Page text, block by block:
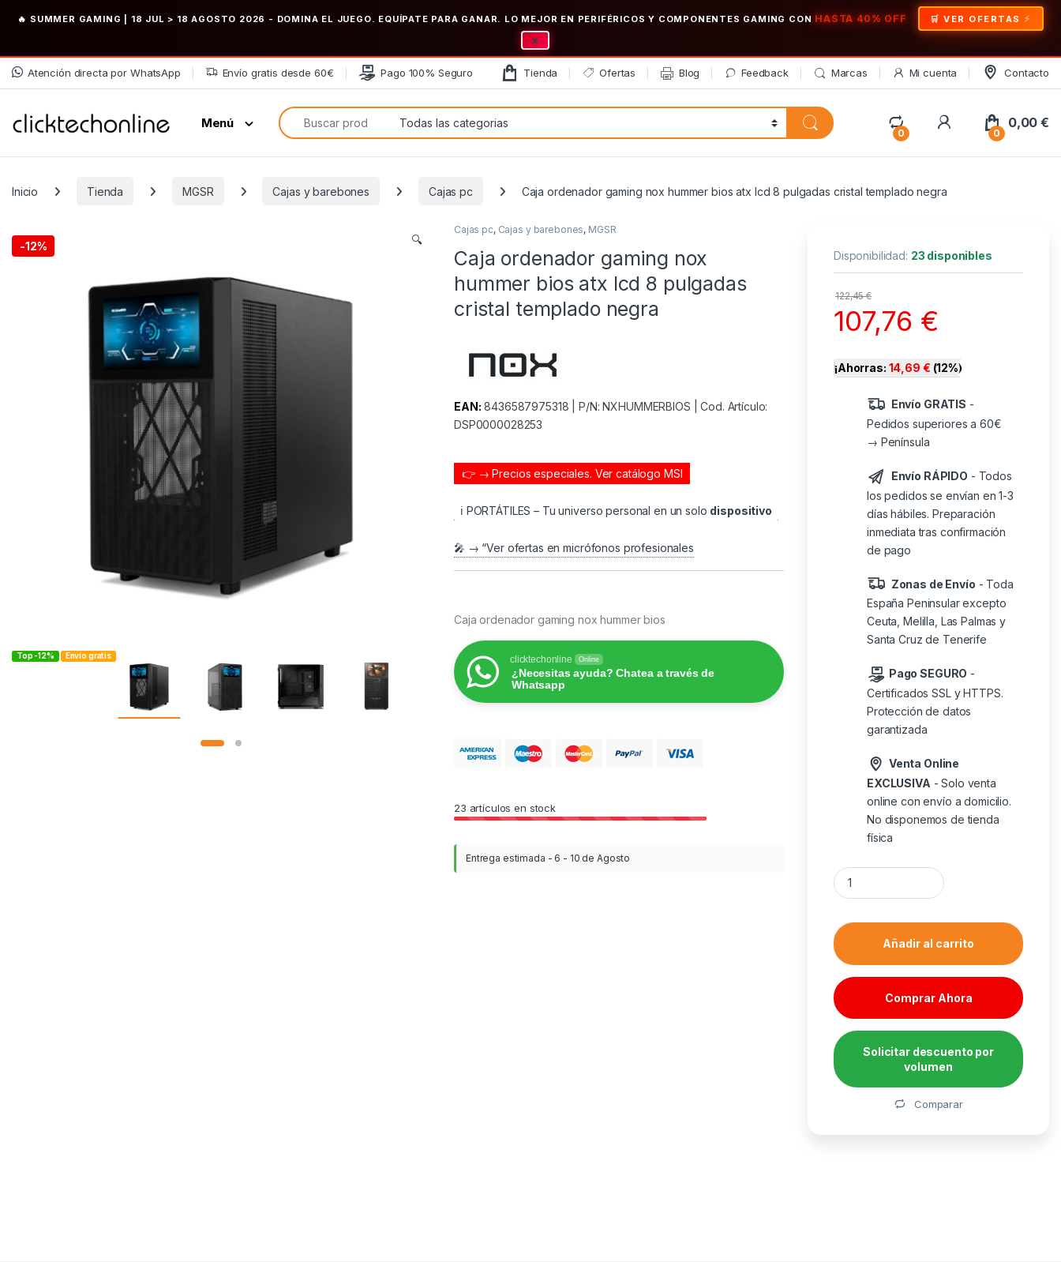
🔥 SUMMER GAMING | 18 JUL > 18 AGOSTO 2026 - DOMINA EL JUEGO. EQUÍPATE PARA GANAR. LO MEJOR EN PERIFÉRICOS Y COMPONENTES GAMING CON HASTA 40% OFF 🛒 VER OFERTAS
×
Saltar a la navegación
Saltar al contenido
Atención directa por WhatsApp Envío gratis desde 60€ Pago 100% Seguro Tienda Ofertas Blog Feedback Marcas Mi cuenta Contacto
Menú
Búsqueda de:
0
My Account
0
0,00€
Inicio Tienda MGSR Cajas y barebones Cajas pc Caja ordenador gaming nox hummer bios atx lcd 8 pulgadas cristal templado negra
-12% 🔍
Top -12% Envío gratis
Cajas pc, Cajas y barebones, MGSR
Caja ordenador gaming nox
hummer bios atx lcd 8 pulgadas
cristal templado negra
EAN: 8436587975318 | P/N: NXHUMMERBIOS | Cod. Artículo:
DSP0000028253
👉 → Precios especiales. Ver catálogo MSI
ℹ️ PORTÁTILES – Tu universo personal en un solo dispositivo
🎤 → “Ver ofertas en micrófonos profesionales
Caja ordenador gaming nox hummer bios
clicktechonline Online
¿Necesitas ayuda? Chatea a través de
Whatsapp
23 artículos en stock
Entrega estimada - 6 - 10 de Agosto
Disponibilidad: 23 disponibles
122,45€
107,76 €
¡Ahorras: 14,69 € (12%)
Envío GRATIS -
Pedidos superiores a 60€
→ Península
Envío RÁPIDO - Todos
los pedidos se envían en 1-3
días hábiles. Preparación
inmediata tras confirmación
de pago
Zonas de Envío - Toda
España Peninsular excepto
Ceuta, Melilla, Las Palmas y
Santa Cruz de Tenerife
Pago SEGURO -
Certificados SSL y HTTPS.
Protección de datos
garantizada
Venta Online
EXCLUSIVA - Solo venta
online con envío a domicilio.
No disponemos de tienda
física
Caja ordenador gaming nox hummer bios
Añadir al carrito
Comprar Ahora
Solicitar descuento por
volumen
Comparar